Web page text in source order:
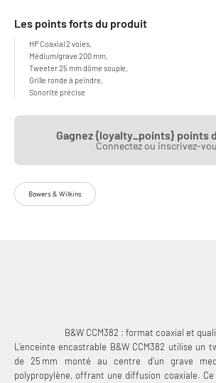
Les points forts du produit
HP Coaxial 2 voies,
Médium/grave 200 mm,
Tweeter 25 mm dôme souple,
Grille ronde à peindre,
Sonorité précise
Gagnez {loyalty_points} points
Connectez ou inscrivez-
Bowers & Wilkins
B&W CCM382 : format coaxial et
L’enceinte encastrable B&W CCM382 utilise un
de 25 mm monté au centre d’un grave
polypropylène, offrant une diffusion coaxiale.